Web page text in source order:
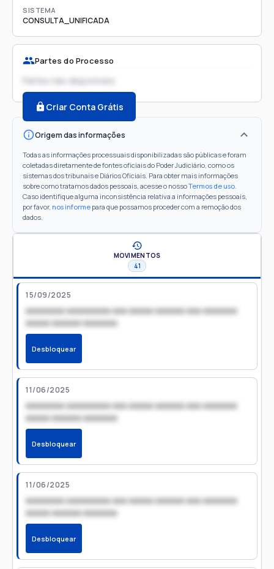
SISTEMA
CONSULTA_UNIFICADA
Partes do Processo
Partes não disponíveis
Criar Conta Grátis
Origem das informações
Todas as informações processuais disponibilizadas são públicas e foram
coletadas diretamente de fontes oficiais do Poder Judiciário, como os
sistemas dos tribunais e Diários Oficiais. Para obter mais informações
sobre como tratamos dados pessoais, acesse o nossoTermos de uso.
Caso identifique alguma inconsistência relativa a informações pessoais,
por favor, nos informe para que possamos proceder com a remoção dos
dados.
MOVIMENTOS
41
15/09/2025
xxxxxxxx xxxxxxxxx xxx xxxxx xxxxxx xxx xxxxxxx
xxxxx xxxxxx xxxxxxx
Desbloquear
11/06/2025
xxxxxxxx xxxxxxxxx xxx xxxxx xxxxxx xxx xxxxxxx
xxxxx xxxxxx xxxxxxx
Desbloquear
11/06/2025
xxxxxxxx xxxxxxxxx xxx xxxxx xxxxxx xxx xxxxxxx
xxxxx xxxxxx xxxxxxx
Desbloquear